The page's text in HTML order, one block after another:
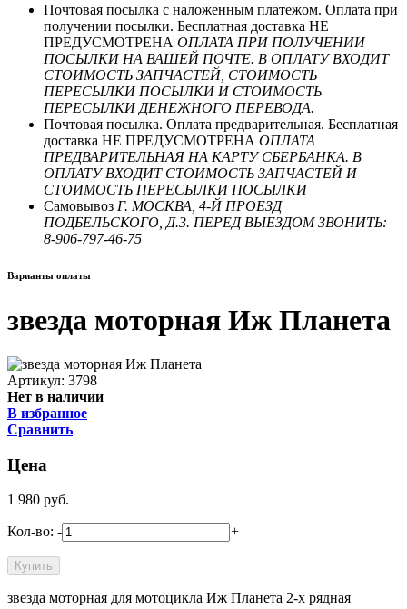
Почтовая посылка с наложенным платежом. Оплата при
получении посылки. Бесплатная доставка НЕ
ПРЕДУСМОТРЕНА ОПЛАТА ПРИ ПОЛУЧЕНИИ
ПОСЫЛКИ НА ВАШЕЙ ПОЧТЕ. В ОПЛАТУ ВХОДИТ
СТОИМОСТЬ ЗАПЧАСТЕЙ, СТОИМОСТЬ
ПЕРЕСЫЛКИ ПОСЫЛКИ И СТОИМОСТЬ
ПЕРЕСЫЛКИ ДЕНЕЖНОГО ПЕРЕВОДА.
Почтовая посылка. Оплата предварительная. Бесплатная
доставка НЕ ПРЕДУСМОТРЕНА ОПЛАТА
ПРЕДВАРИТЕЛЬНАЯ НА КАРТУ СБЕРБАНКА. В
ОПЛАТУ ВХОДИТ СТОИМОСТЬ ЗАПЧАСТЕЙ И
СТОИМОСТЬ ПЕРЕСЫЛКИ ПОСЫЛКИ
Самовывоз Г. МОСКВА, 4-Й ПРОЕЗД
ПОДБЕЛЬСКОГО, Д.3. ПЕРЕД ВЫЕЗДОМ ЗВОНИТЬ:
8-906-797-46-75
Варианты оплаты
звезда моторная Иж Планета
Артикул: 3798
Нет в наличии
В избранное
Сравнить
Цена
1 980 руб.
Кол-во: - +
звезда моторная для мотоцикла Иж Планета 2-х рядная